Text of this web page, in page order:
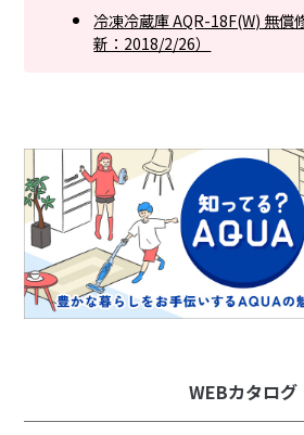
冷凍冷蔵庫 AQR-18F(W) 無償
新：2018/2/26）
WEBカタログ